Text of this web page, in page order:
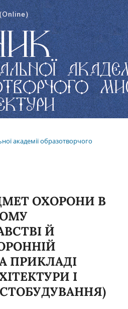
академії образотворчого
ОХОРОНИ В
Й
ПРИКЛАДІ
І